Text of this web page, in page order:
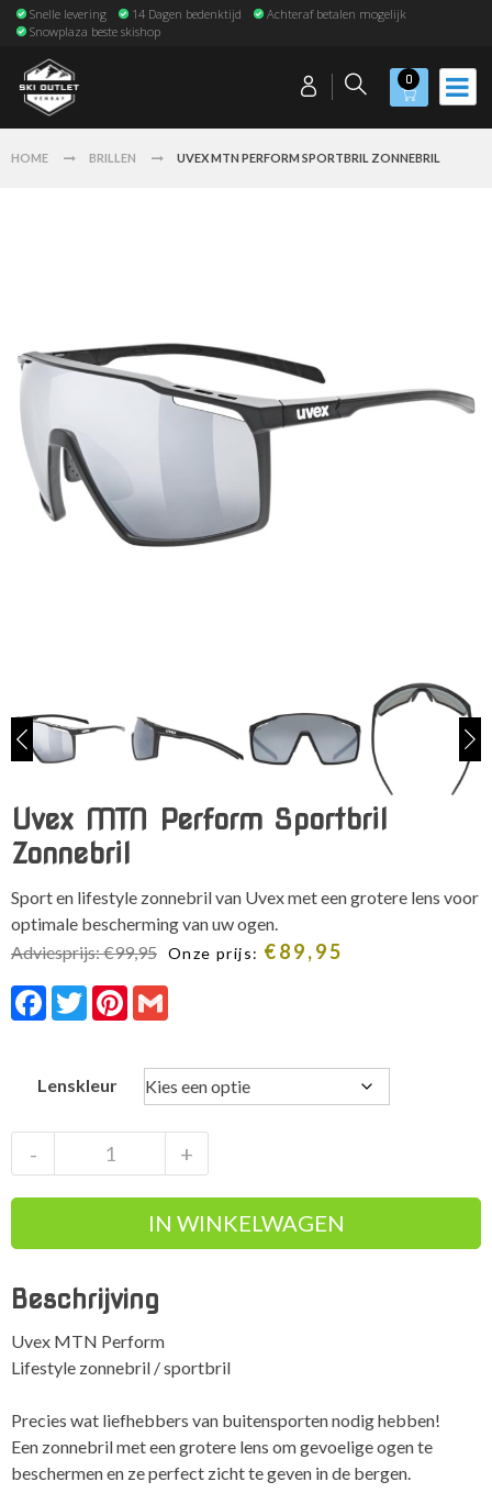
Snelle levering 14 Dagen bedenktijd
Achteraf betalen mogelijk
Snowplaza beste skishop
0
HOME BRILLEN UVEX MTN PERFORM SPORTBRIL ZONNEBRIL
Uvex MTN Perform Sportbril
Zonnebril
Sport en lifestyle zonnebril van Uvex met een grotere lens voor
optimale bescherming van uw ogen.
Adviesprijs:€99,95 Onze prijs: €89,95
Facebook
TwitterPinterest
Lenskleur
MTN
Perform
Zonnebril
+
-
IN WINKELWAGEN
Beschrijving
Uvex MTN Perform
Lifestyle zonnebril / sportbril
Precies wat liefhebbers van buitensporten nodig hebben!
Een zonnebril met een grotere lens om gevoelige ogen te
beschermen en ze perfect zicht te geven in de bergen.